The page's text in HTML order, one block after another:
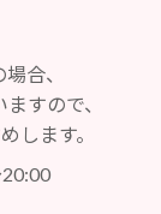
合、
すので、
します。